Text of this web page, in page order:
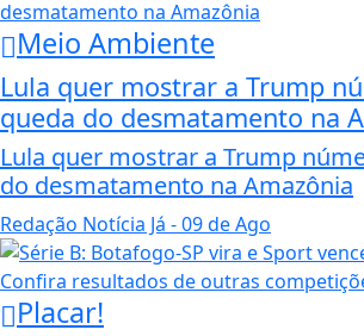
Meio Ambiente
Lula quer mostrar a Trump
queda do desmatamento na
Lula quer mostrar a Trump
do desmatamento na Amazônia
Redação Notícia Já - 09 de Ago
Placar!